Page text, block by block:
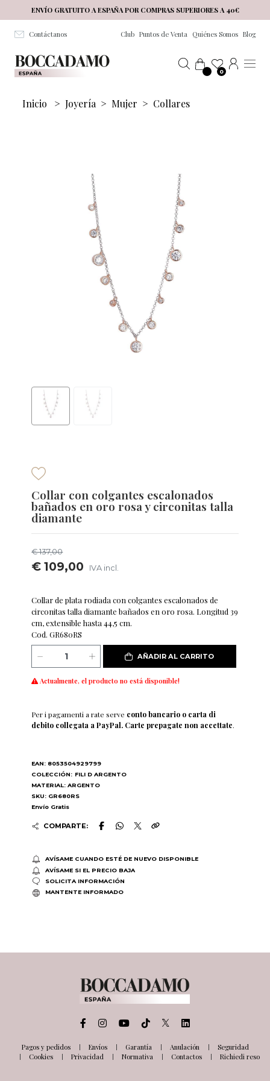
Salta al contenuto principale
ENVÍO GRATUITO A ESPAÑA POR COMPRAS SUPERIORES A 40€
Contáctanos Club Puntos de Venta Quiénes Somos Blog
0
Inicio > Joyería > Mujer > Collares
Collar con colgantes escalonados
bañados en oro rosa y circonitas talla
diamante
€ 137,00
€ 109,00 IVA incl.
Collar de plata rodiada con colgantes escalonados de
circonitas talla diamante bañados en oro rosa. Longitud 39
cm, extensible hasta 44,5 cm.
Cod. GR680RS
AÑADIR AL CARRITO
Actualmente, el producto no está disponible!
Per i pagamenti a rate serve conto bancario o carta di
debito collegata a PayPal. Carte prepagate non accettate.
EAN: 8053504929799
COLECCIÓN: FILI D ARGENTO
MATERIAL: ARGENTO
SKU: GR680RS
Envío Gratis
COMPARTE:
AVÍSAME CUANDO ESTÉ DE NUEVO DISPONIBLE
AVÍSAME SI EL PRECIO BAJA
SOLICITA INFORMACIÓN
MANTENTE INFORMADO
Pagos y pedidos Envíos Garantía Anulación
Seguridad
Cookies
Privacidad Normativa Contactos Richiedi reso